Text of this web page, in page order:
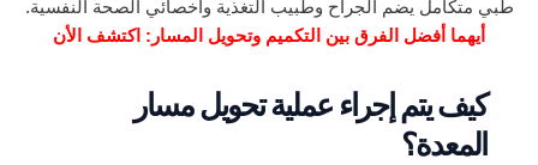
طبي متكامل يضم الجراح وطبيب التغذية وأخصائي الصحة النفسية.
أيهما أفضل الفرق بين التكميم وتحويل المسار: اكتشف الأن
كيف يتم إجراء عملية تحويل مسار
المعدة؟